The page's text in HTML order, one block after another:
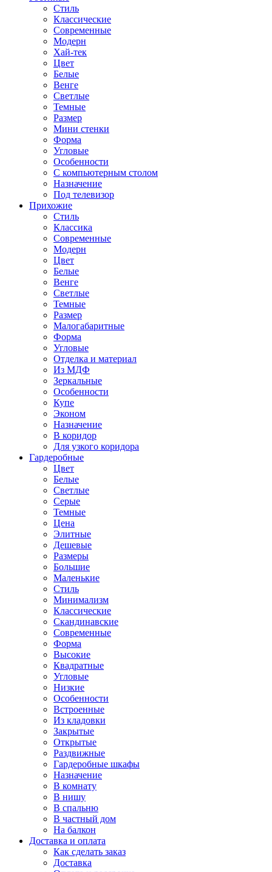
Стиль
Классические
Современные
Модерн
Хай-тек
Цвет
Белые
Венге
Светлые
Темные
Размер
Мини стенки
Форма
Угловые
Особенности
С компьютерным столом
Назначение
Под телевизор
Прихожие
Стиль
Классика
Современные
Модерн
Цвет
Белые
Венге
Светлые
Темные
Размер
Малогабаритные
Форма
Угловые
Отделка и материал
Из МДФ
Зеркальные
Особенности
Купе
Эконом
Назначение
В коридор
Для узкого коридора
Гардеробные
Цвет
Белые
Светлые
Серые
Темные
Цена
Элитные
Дешевые
Размеры
Большие
Маленькие
Стиль
Минимализм
Классические
Скандинавские
Современные
Форма
Высокие
Квадратные
Угловые
Низкие
Особенности
Встроенные
Из кладовки
Закрытые
Открытые
Раздвижные
Гардеробные шкафы
Назначение
В комнату
В нишу
В спальню
В частный дом
На балкон
Доставка и оплата
Как сделать заказ
Доставка